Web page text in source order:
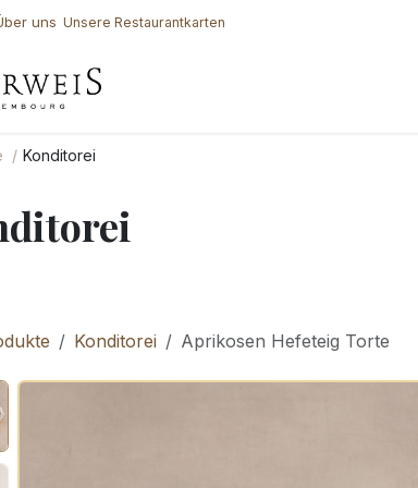
uns Unsere Restaurantkarten
Konditorei
Konditorei Aprikosen Hefeteig Torte